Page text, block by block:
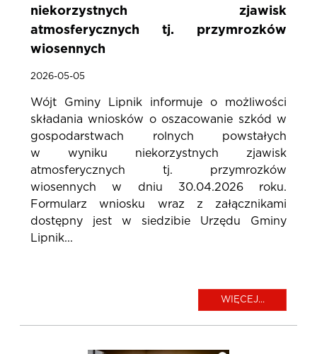
niekorzystnych zjawisk
atmosferycznych tj. przymrozków
wiosennych
2026-05-05
Wójt Gminy Lipnik informuje o możliwości
składania wniosków o oszacowanie szkód w
gospodarstwach rolnych powstałych
w wyniku niekorzystnych zjawisk
atmosferycznych tj. przymrozków
wiosennych w dniu 30.04.2026 roku.
Formularz wniosku wraz z załącznikami
dostępny jest w siedzibie Urzędu Gminy
Lipnik...
WIĘCEJ...